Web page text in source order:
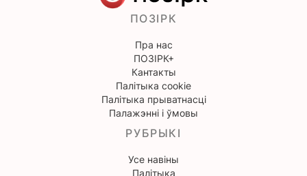
ПОЗІРК
Пра нас
ПОЗІРК+
Кантакты
Палітыка cookie
Палітыка прыватнасці
Палажэнні і ўмовы
РУБРЫКІ
Усе навіны
Палітыка